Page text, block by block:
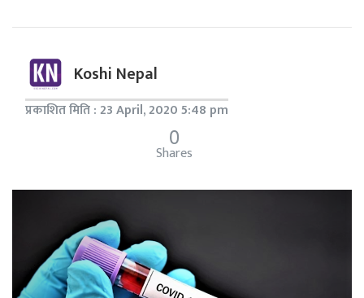
Koshi Nepal
प्रकाशित मिति : 23 April, 2020 5:48 pm
0
Shares